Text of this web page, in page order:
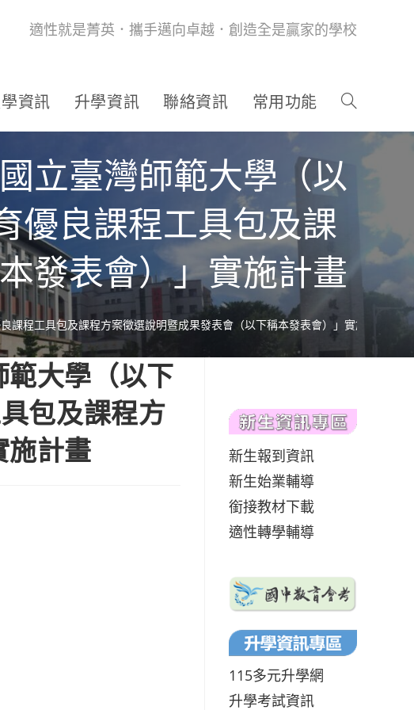
適性就是菁英．攜手邁向卓越．創造全是贏家的學校
資訊 升學資訊 聯絡資訊 常用功能
立臺灣師範大學（以
優良課程工具包及課
發表會）」實施計畫
程工具包及課程方案徵選說明暨成果發表會（以下稱本發表會）」實施計畫
範大學（以下
包及課程方
施計畫
新生報到資訊
新生始業輔導
銜接教材下載
適性轉學輔導
115多元升學網
升學考試資訊